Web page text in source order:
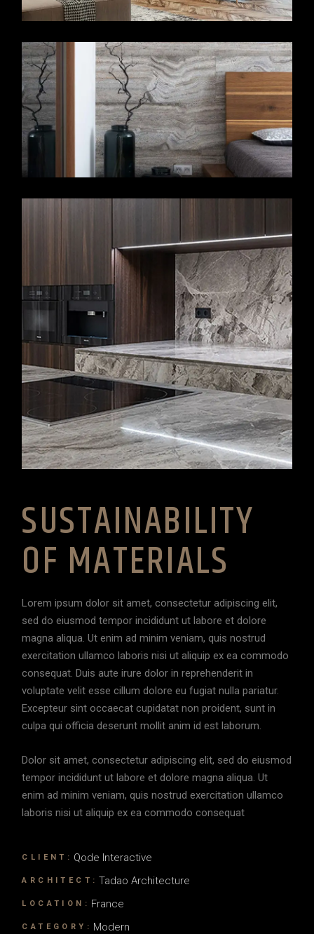
SUSTAINABILITY
OF MATERIALS
Lorem ipsum dolor sit amet, consectetur adipiscing elit,
sed do eiusmod tempor incididunt ut labore et dolore
magna aliqua. Ut enim ad minim veniam, quis nostrud
exercitation ullamco laboris nisi ut aliquip ex ea commodo
consequat. Duis aute irure dolor in reprehenderit in
voluptate velit esse cillum dolore eu fugiat nulla pariatur.
Excepteur sint occaecat cupidatat non proident, sunt in
culpa qui officia deserunt mollit anim id est laborum.
Dolor sit amet, consectetur adipiscing elit, sed do eiusmod
tempor incididunt ut labore et dolore magna aliqua. Ut
enim ad minim veniam, quis nostrud exercitation ullamco
laboris nisi ut aliquip ex ea commodo consequat
CLIENT: Qode Interactive
ARCHITECT: Tadao Architecture
LOCATION: France
CATEGORY: Modern